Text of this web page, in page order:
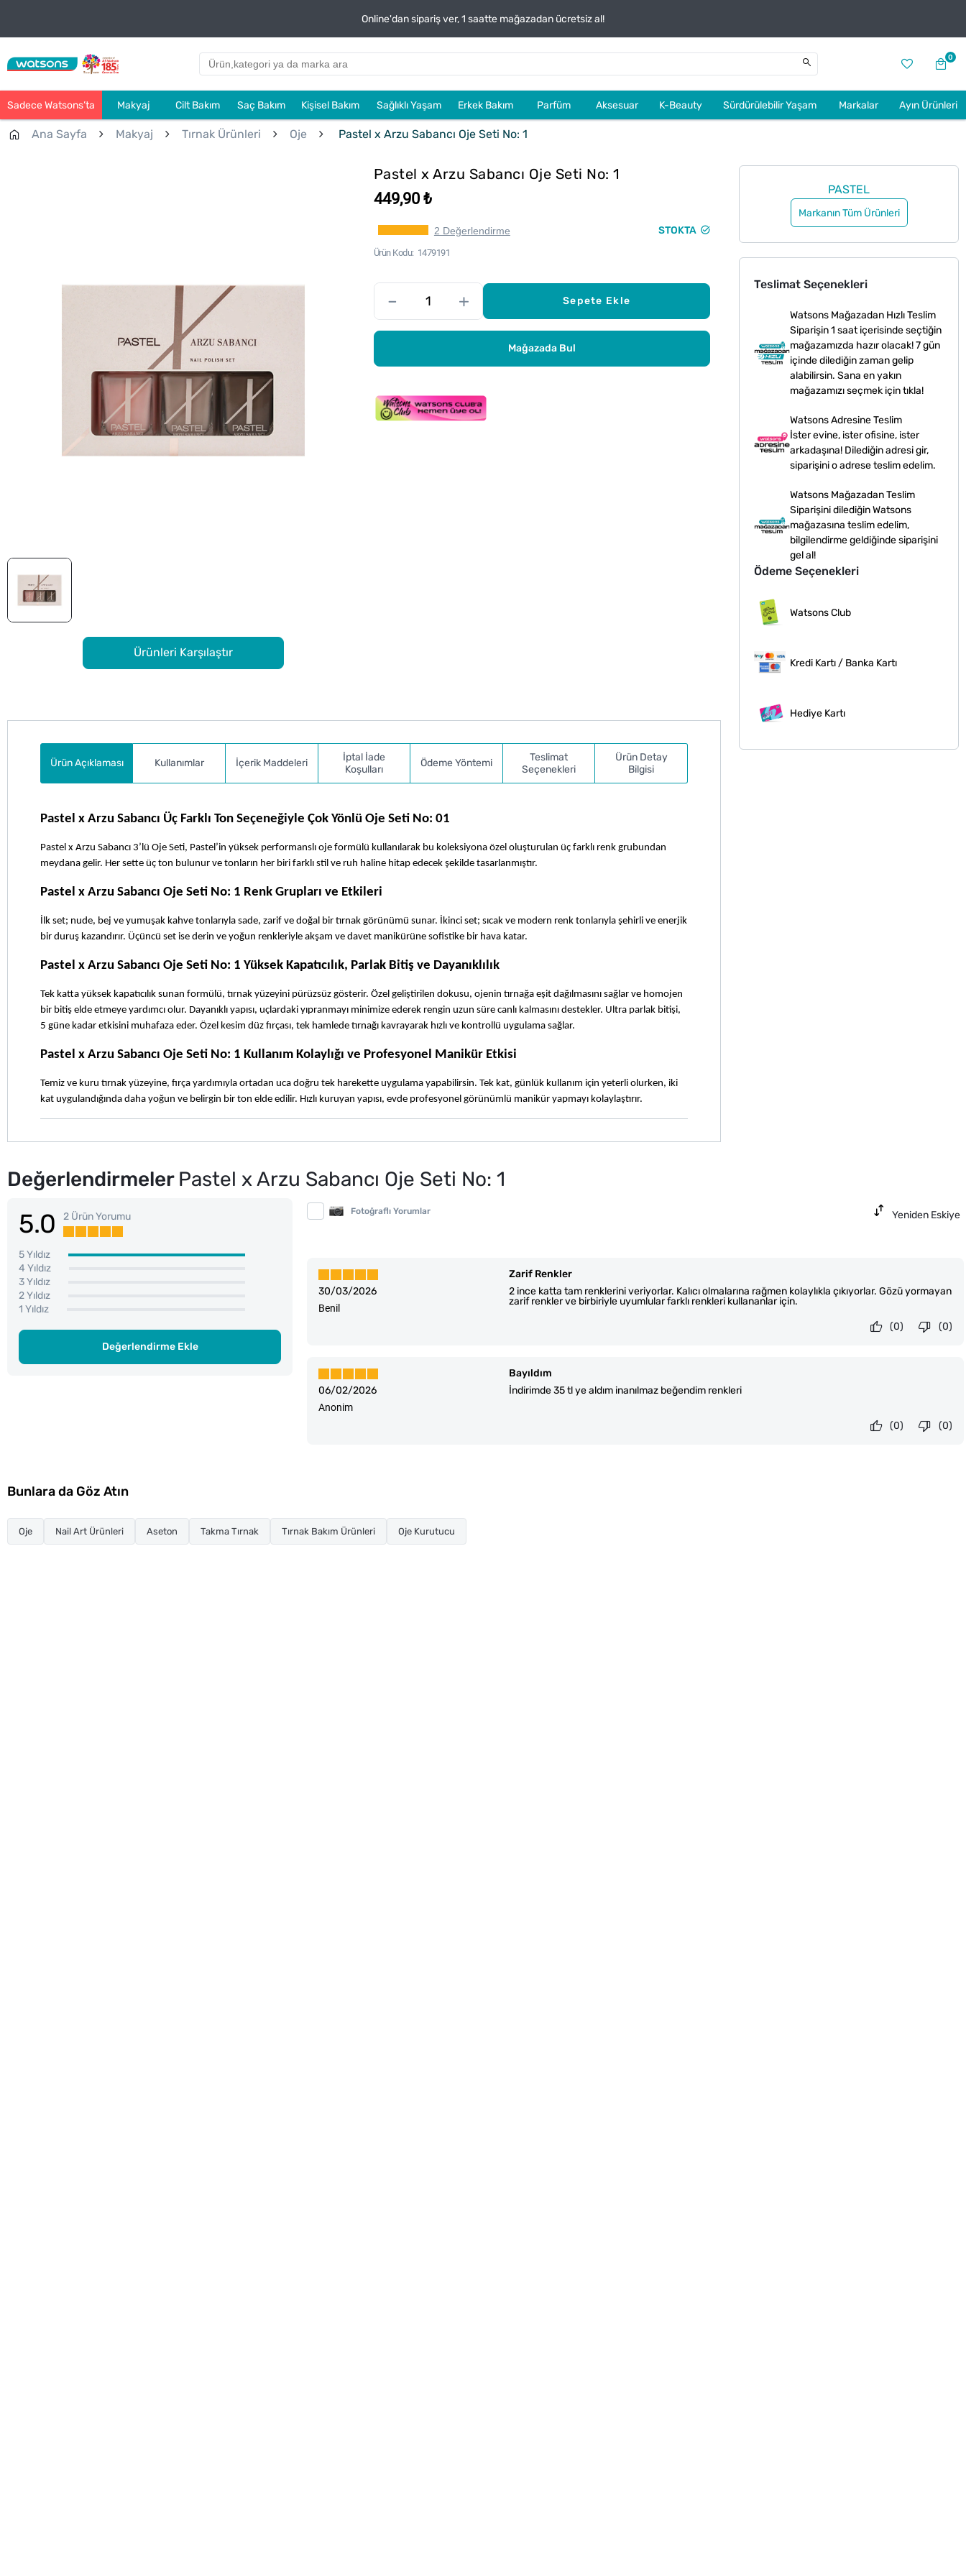
Online'dan sipariş ver, 1 saatte mağazadan ücretsiz al!
0
Sadece Watsons’ta Makyaj Cilt Bakım Saç Bakım Kişisel Bakım Sağlıklı Yaşam Erkek Bakım Parfüm Aksesuar K-Beauty Sürdürülebilir Yaşam Markalar Ayın Ürünleri
Ana Sayfa Makyaj Tırnak Ürünleri Oje Pastel x Arzu Sabancı Oje Seti No: 1
Ürünleri Karşılaştır
Pastel x Arzu Sabancı Oje Seti No: 1
449,90 ₺
2 Değerlendirme STOKTA
Ürün Kodu 1479191
– + Sepete Ekle
Mağazada Bul
PASTEL
Markanın Tüm Ürünleri
Teslimat Seçenekleri
Watsons Mağazadan Hızlı Teslim
Siparişin 1 saat içerisinde seçtiğin
mağazamızda hazır olacak! 7 gün
içinde dilediğin zaman gelip
alabilirsin. Sana en yakın
mağazamızı seçmek için tıkla!
Watsons Adresine Teslim
İster evine, ister ofisine, ister
arkadaşına! Dilediğin adresi gir,
siparişini o adrese teslim edelim.
Watsons Mağazadan Teslim
Siparişini dilediğin Watsons
mağazasına teslim edelim,
bilgilendirme geldiğinde siparişini
gel al!
Ödeme Seçenekleri
Watsons Club
Kredi Kartı / Banka Kartı
Hediye Kartı
Ürün Açıklaması Kullanımlar İçerik Maddeleri
İptal İade
Koşulları
Ödeme Yöntemi
Teslimat
Seçenekleri
Ürün Detay
Bilgisi
Pastel x Arzu Sabancı Üç Farklı Ton Seçeneğiyle Çok Yönlü Oje Seti No: 01
Pastel x Arzu Sabancı 3’lü Oje Seti, Pastel’in yüksek performanslı oje formülü kullanılarak bu koleksiyona özel oluşturulan üç farklı renk grubundan
meydana gelir. Her sette üç ton bulunur ve tonların her biri farklı stil ve ruh haline hitap edecek şekilde tasarlanmıştır.
Pastel x Arzu Sabancı Oje Seti No: 1 Renk Grupları ve Etkileri
İlk set; nude, bej ve yumuşak kahve tonlarıyla sade, zarif ve doğal bir tırnak görünümü sunar. İkinci set; sıcak ve modern renk tonlarıyla şehirli ve enerjik
bir duruş kazandırır. Üçüncü set ise derin ve yoğun renkleriyle akşam ve davet manikürüne sofistike bir hava katar.
Pastel x Arzu Sabancı Oje Seti No: 1 Yüksek Kapatıcılık, Parlak Bitiş ve Dayanıklılık
Tek katta yüksek kapatıcılık sunan formülü, tırnak yüzeyini pürüzsüz gösterir. Özel geliştirilen dokusu, ojenin tırnağa eşit dağılmasını sağlar ve homojen
bir bitiş elde etmeye yardımcı olur. Dayanıklı yapısı, uçlardaki yıpranmayı minimize ederek rengin uzun süre canlı kalmasını destekler. Ultra parlak bitişi,
5 güne kadar etkisini muhafaza eder. Özel kesim düz fırçası, tek hamlede tırnağı kavrayarak hızlı ve kontrollü uygulama sağlar.
Pastel x Arzu Sabancı Oje Seti No: 1 Kullanım Kolaylığı ve Profesyonel Manikür Etkisi
Temiz ve kuru tırnak yüzeyine, fırça yardımıyla ortadan uca doğru tek harekette uygulama yapabilirsin. Tek kat, günlük kullanım için yeterli olurken, iki
kat uygulandığında daha yoğun ve belirgin bir ton elde edilir. Hızlı kuruyan yapısı, evde profesyonel görünümlü manikür yapmayı kolaylaştırır.
Değerlendirmeler Pastel x Arzu Sabancı Oje Seti No: 1
5.0 2 Ürün Yorumu
5 Yıldız
4 Yıldız
3 Yıldız
2 Yıldız
1 Yıldız
Değerlendirme Ekle
Fotoğraflı Yorumlar Yeniden Eskiye
30/03/2026
Zarif Renkler
2 ince katta tam renklerini veriyorlar. Kalıcı olmalarına rağmen kolaylıkla çıkıyorlar. Gözü yormayan
zarif renkler ve birbiriyle uyumlular farklı renkleri kullananlar için.
Benil
(0)
(0)
06/02/2026
Bayıldım
İndirimde 35 tl ye aldım inanılmaz beğendim renkleri
Anonim
(0)
(0)
Bunlara da Göz Atın
Oje Nail Art Ürünleri Aseton Takma Tırnak Tırnak Bakım Ürünleri Oje Kurutucu